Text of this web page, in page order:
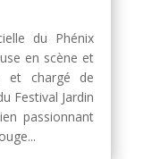
du Phénix
en scène et
et chargé de
Festival Jardin
passionnant